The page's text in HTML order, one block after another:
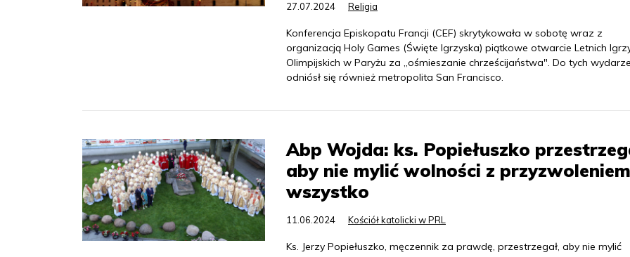
27.07.2024 Religia
Konferencja Episkopatu Francji (CEF) skrytykowała w sobotę wraz z
organizacją Holy Games (Święte Igrzyska) piątkowe otwarcie Letnich
Olimpijskich w Paryżu za „ośmieszanie chrześcijaństwa". Do tych
odniósł się również metropolita San Francisco.
Abp Wojda: ks. Popiełuszko
aby nie mylić wolności z
wszystko
11.06.2024 Kościół katolicki w PRL
Ks. Jerzy Popiełuszko, męczennik za prawdę, przestrzegał, aby nie mylić